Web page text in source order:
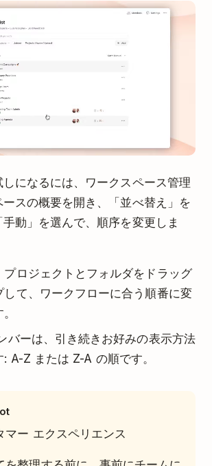
になるには、ワークスペース管理
スの概要を開き、「並べ替え」を
動」を選んで、順序を変更しま
プロジェクトとフォルダをドラッグ
して、ワークフローに合う順番に変
バーは、引き続きお好みの表示方法
: A-Z または Z-A の順です。
マー エクスペリエンス